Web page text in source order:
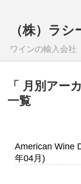
（株）ラシ
ワインの輸入会社
「 月別アー
一覧
American Wine
年04月)